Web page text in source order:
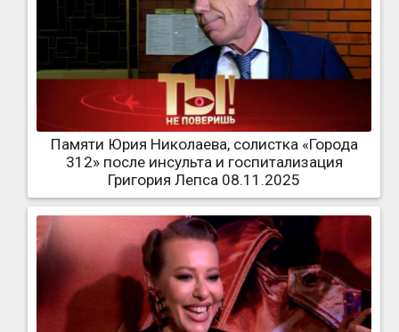
Памяти Юрия Николаева, солистка «Города
312» после инсульта и госпитализация
Григория Лепса 08.11.2025